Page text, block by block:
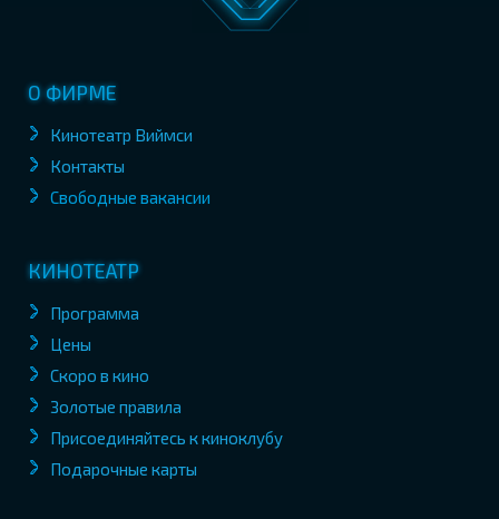
О ФИРМЕ
Кинотеатр Виймси
Контакты
Свободные вакансии
КИНОТЕАТР
Программа
Цены
Скоро в кино
Золотые правила
Присоединяйтесь к киноклубу
Подарочные карты